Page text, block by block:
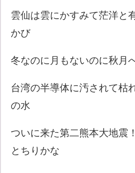
雲仙は雲にかすみて茫洋と
かび
冬なのに月もないのに秋月
台湾の半導体に汚されて枯
の水
ついに来た第二熊本大地震
とちりかな